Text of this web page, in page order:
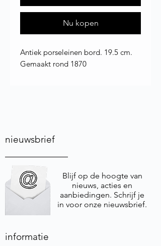
Nu kopen
Antiek porseleinen bord. 19.5 cm.
Gemaakt rond 1870
nieuwsbrief
Blijf op de hoogte van
nieuws, acties en
aanbiedingen. Schrijf je
in voor onze nieuwsbrief.
informatie